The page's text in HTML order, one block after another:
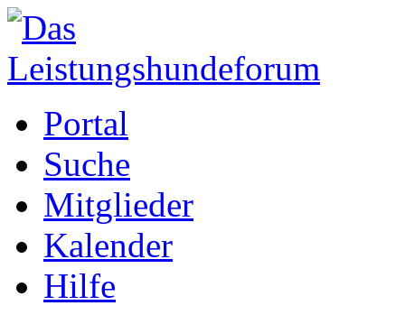
Portal
Suche
Mitglieder
Kalender
Hilfe